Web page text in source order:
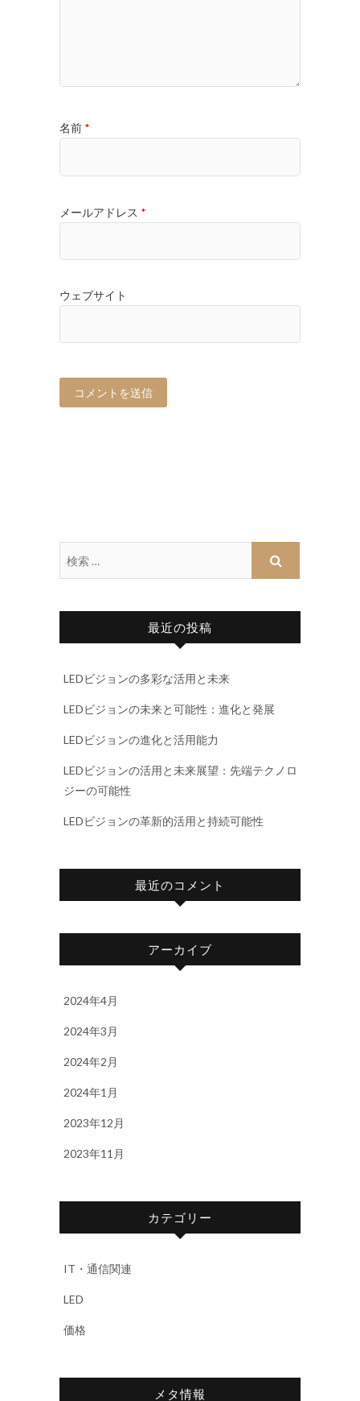
名前 *
メールアドレス *
ウェブサイト
最近の投稿
LEDビジョンの多彩な活用と未来
LEDビジョンの未来と可能性：進化と発展
LEDビジョンの進化と活用能力
LEDビジョンの活用と未来展望：先端テクノロ
ジーの可能性
LEDビジョンの革新的活用と持続可能性
最近のコメント
アーカイブ
2024年4月
2024年3月
2024年2月
2024年1月
2023年12月
2023年11月
カテゴリー
IT・通信関連
LED
価格
メタ情報